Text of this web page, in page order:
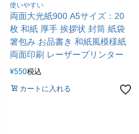
使いやすい
両面大光紙900 A5サイズ：20
枚 和紙 厚手 挨拶状 封筒 紙袋
箸包み お品書き 和紙風模様紙
両面印刷 レーザープリンター
¥550税込
カートに入れる